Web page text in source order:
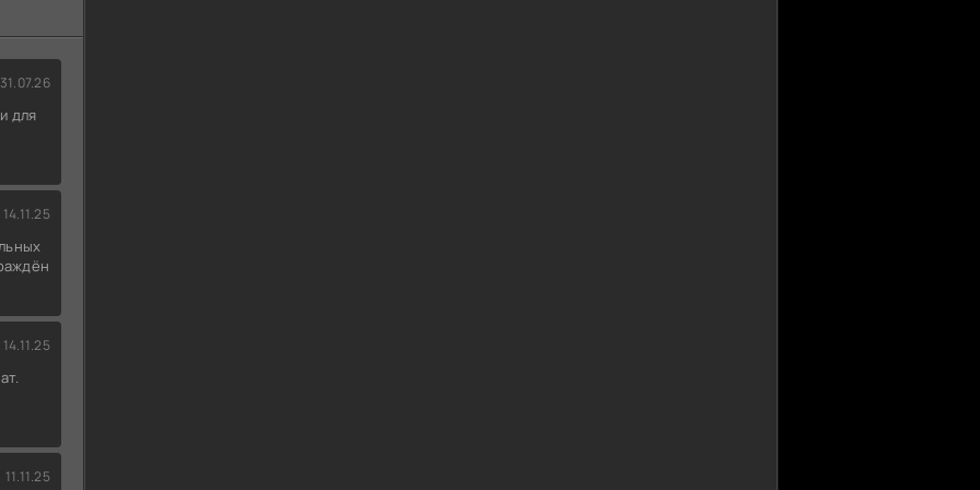
31.07.26
для
14.11.25
14.11.25
11.11.25